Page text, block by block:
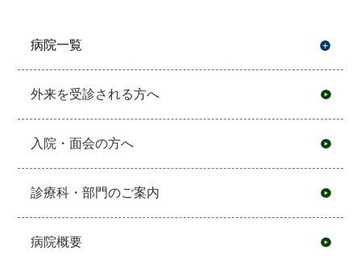
病院一覧
外来を受診される方へ
入院・面会の方へ
診療科・部門のご案内
病院概要